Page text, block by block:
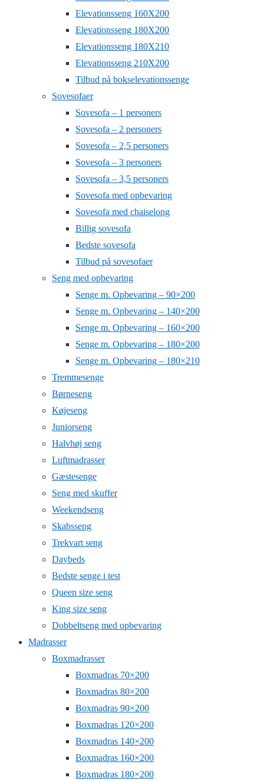
Elevationsseng 160X200
Elevationsseng 180X200
Elevationsseng 180X210
Elevationsseng 210X200
Tilbud på bokselevationssenge
Sovesofaer
Sovesofa – 1 personers
Sovesofa – 2 personers
Sovesofa – 2,5 personers
Sovesofa – 3 personers
Sovesofa – 3,5 personers
Sovesofa med opbevaring
Sovesofa med chaiselong
Billig sovesofa
Bedste sovesofa
Tilbud på sovesofaer
Seng med opbevaring
Senge m. Opbevaring – 90×200
Senge m. Opbevaring – 140×200
Senge m. Opbevaring – 160×200
Senge m. Opbevaring – 180×200
Senge m. Opbevaring – 180×210
Tremmesenge
Børneseng
Køjeseng
Juniorseng
Halvhøj seng
Luftmadrasser
Gæstesenge
Seng med skuffer
Weekendseng
Skabsseng
Trekvart seng
Daybeds
Bedste senge i test
Queen size seng
King size seng
Dobbeltseng med opbevaring
Madrasser
Boxmadrasser
Boxmadras 70×200
Boxmadras 80×200
Boxmadras 90×200
Boxmadras 120×200
Boxmadras 140×200
Boxmadras 160×200
Boxmadras 180×200